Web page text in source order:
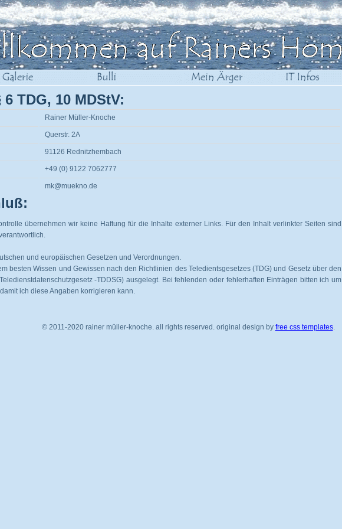
TDG, 10 MDStV:
Rainer Müller-Knoche
Querstr. 2A
91126 Rednitzhembach
+49 (0) 9122 7062777
mk@muekno.de
übernehmen wir keine Haftung für die Inhalte externer Links. Für den Inhalt verlinkter Seiten sind
und europäischen Gesetzen und Verordnungen.
besten Wissen und Gewissen nach den Richtlinien des Teledientsgesetzes (TDG) und Gesetz über den
-TDDSG) ausgelegt. Bei fehlenden oder fehlerhaften Einträgen bitten ich um
ich diese Angaben korrigieren kann.
© 2011-2020 rainer müller-knoche. all rights reserved. original design by free css templates.